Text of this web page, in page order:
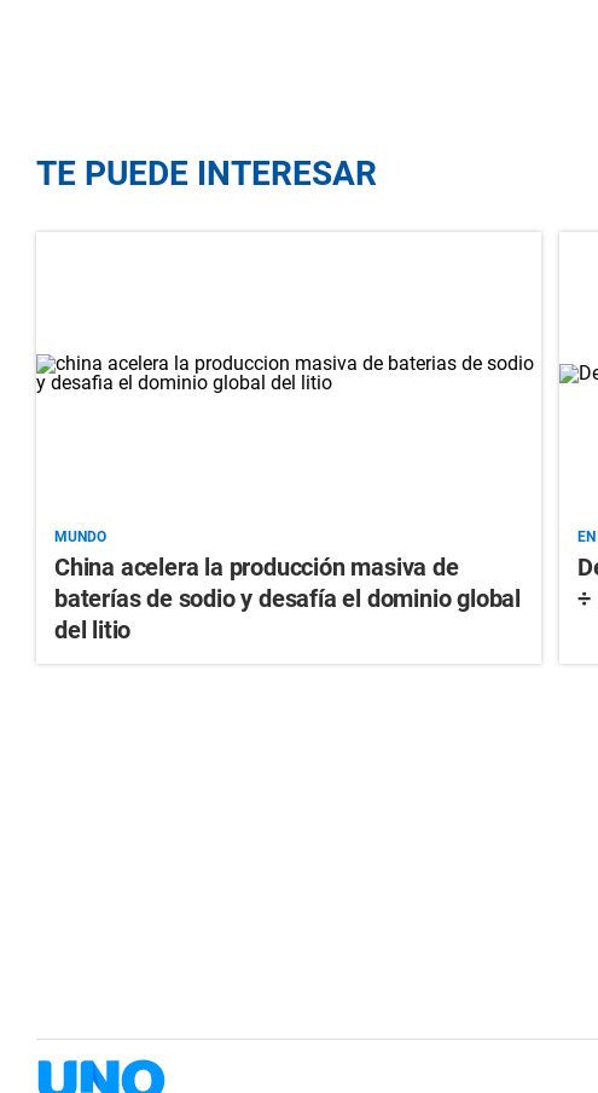
TE PUEDE INTERESAR
MUNDO
China acelera la producción masiva de
baterías de sodio y desafía el dominio global
del litio
÷